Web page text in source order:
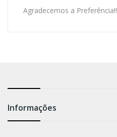
Agradecemos a
Informações